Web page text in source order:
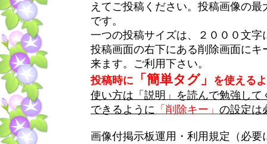
えてご投稿ください。投稿画像の
です。
一つの投稿サイズは、２０００文字
投稿画面の右下にある削除画面に
来ます。ご利用下さい。
投稿時に
「簡単タグ」
を使える
使い方は「説明」を読んで勉強し
できるように 「削除キー」 の設定は
画像付掲示板運用・利用規定（必